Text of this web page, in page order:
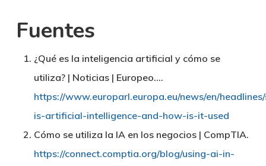
Fuentes
¿Qué es la inteligencia artificial y cómo se
utiliza? | Noticias | Europeo….
https://www.europarl.europa.eu/news/en/
is-artificial-intelligence-and-how-is-it-used
Cómo se utiliza la IA en los negocios | CompTIA.
https://connect.comptia.org/blog/using-ai-in-